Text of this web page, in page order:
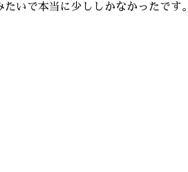
いで本当に少ししかなかったです。